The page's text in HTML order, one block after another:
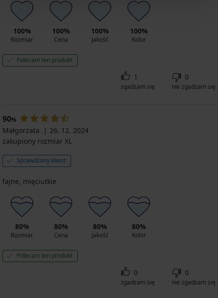
100%
Rozmiar
100%
Cena
100%
Jakość
100%
Kolor
Polecam ten produkt
1
zgadzam się
0
nie zgadzam się
90%
Małgorzata
26. 12. 2024
zakupiony rozmiar XL
Sprawdzony klient
fajne, mięciutkie
80%
Rozmiar
80%
Cena
80%
Jakość
80%
Kolor
Polecam ten produkt
0
zgadzam się
0
nie zgadzam się